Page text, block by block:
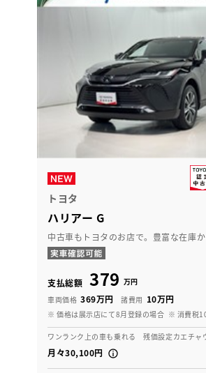
トヨタ
ハリアー G
中古車もトヨタのお店で。豊富な在庫か
支払総額 379 万円
車両価格 369万円 諸費用 10万円
※ 価格は展示店にて8月登録の場合 ※ 消費税
ワンランク上の車も乗れる 残価設定カエチャ
月々30,100円